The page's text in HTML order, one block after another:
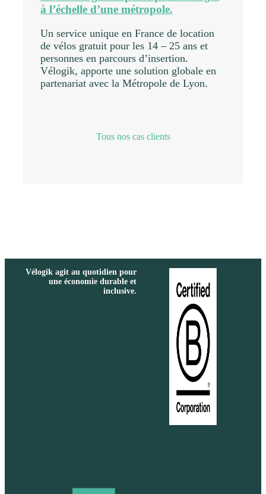
à l’échelle d’une métropole.
Un service unique en France de location
de vélos gratuit pour les 14 – 25 ans et
personnes en parcours d’insertion.
Vélogik, apporte une solution globale en
partenariat avec la Métropole de Lyon.
Tous nos cas clients
Vélogik agit au quotidien pour
une économie durable et
inclusive.